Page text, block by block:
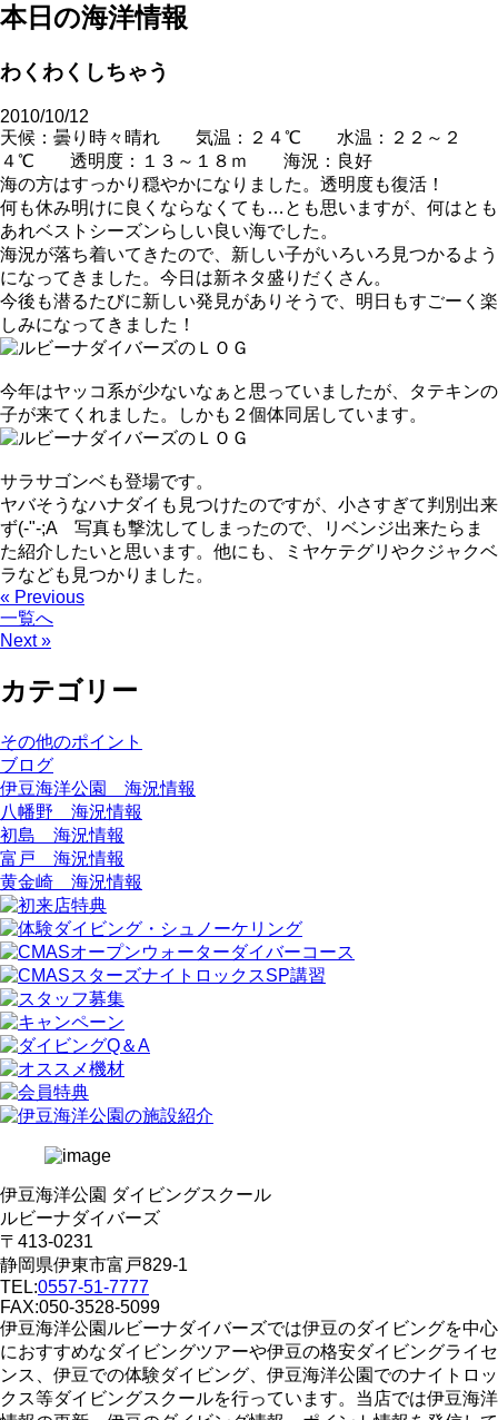
本日の海洋情報
わくわくしちゃう
2010/10/12
天候：曇り時々晴れ 気温：２４℃ 水温：２２～２
４℃ 透明度：１３～１８ｍ 海況：良好
海の方はすっかり穏やかになりました。透明度も復活！
何も休み明けに良くならなくても…とも思いますが、何はとも
あれベストシーズンらしい良い海でした。
海況が落ち着いてきたので、新しい子がいろいろ見つかるよう
になってきました。今日は新ネタ盛りだくさん。
今後も潜るたびに新しい発見がありそうで、明日もすごーく楽
しみになってきました！
今年はヤッコ系が少ないなぁと思っていましたが、タテキンの
子が来てくれました。しかも２個体同居しています。
サラサゴンベも登場です。
ヤバそうなハナダイも見つけたのですが、小さすぎて判別出来
ず(-"-;A 写真も撃沈してしまったので、リベンジ出来たらま
た紹介したいと思います。他にも、ミヤケテグリやクジャクベ
ラなども見つかりました。
« Previous
一覧へ
Next »
カテゴリー
その他のポイント
ブログ
伊豆海洋公園 海況情報
八幡野 海況情報
初島 海況情報
富戸 海況情報
黄金崎 海況情報
伊豆海洋公園 ダイビングスクール
ルビーナダイバーズ
〒413-0231
静岡県伊東市富戸829-1
TEL:0557-51-7777
FAX:050-3528-5099
伊豆海洋公園ルビーナダイバーズでは伊豆のダイビングを中心
におすすめなダイビングツアーや伊豆の格安ダイビングライセ
ンス、伊豆での体験ダイビング、伊豆海洋公園でのナイトロッ
クス等ダイビングスクールを行っています。当店では伊豆海洋